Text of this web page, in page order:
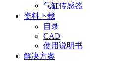
气缸传感器
资料下载
目录
CAD
使用说明书
解决方案